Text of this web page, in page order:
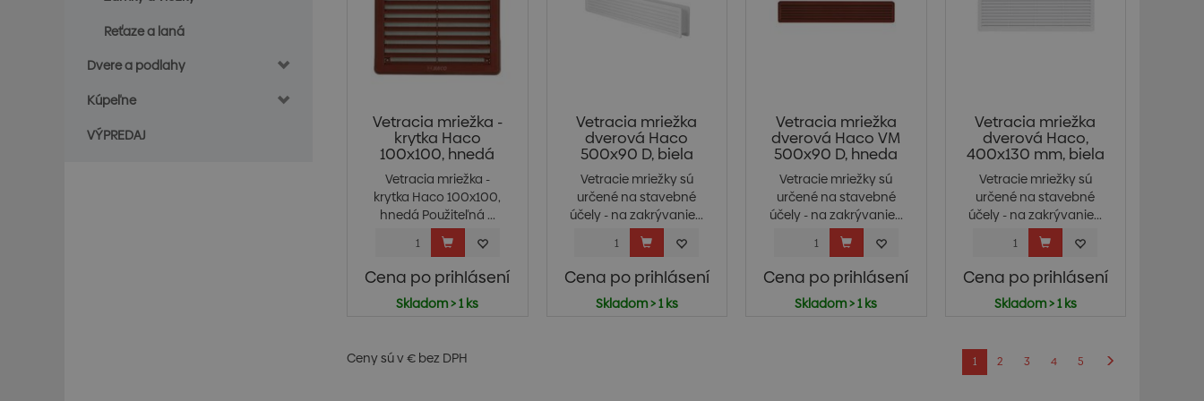
Reťaze a laná
Dvere a podlahy
Kúpeľne
VÝPREDAJ
Vetracia mriežka -
krytka Haco
100x100, hnedá
Vetracia mriežka -
krytka Haco 100x100,
hnedá Použiteľná ...
Cena po prihlásení
Skladom > 1 ks
Vetracia mriežka
dverová Haco
500x90 D, biela
Vetracie mriežky sú
určené na stavebné
účely - na zakrývanie...
Cena po prihlásení
Skladom > 1 ks
Vetracia mriežka
dverová Haco VM
500x90 D, hneda
Vetracie mriežky sú
určené na stavebné
účely - na zakrývanie...
Cena po prihlásení
Skladom > 1 ks
Vetracia mriežka
dverová Haco,
400x130 mm, biela
Vetracie mriežky sú
určené na stavebné
účely - na zakrývanie...
Cena po prihlásení
Skladom > 1 ks
Ceny sú v € bez DPH 1 2 3 4 5